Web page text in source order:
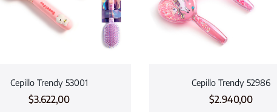
Cepillo Trendy 53001
$3.622,00
Cepillo Trendy 52986
$2.940,00